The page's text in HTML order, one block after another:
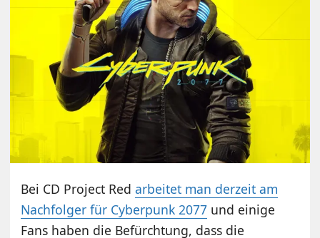
Bei CD Project Redarbeitet man derzeit am
Nachfolger für Cyberpunk 2077 und einige
Fans haben die Befürchtung, dass die